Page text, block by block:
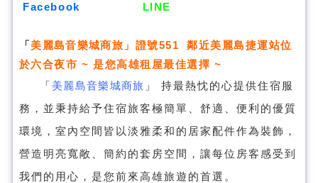
Facebook LINE
「美麗島音樂城商旅 」證號551 鄰近美麗島捷運站位
於六合夜市 ~ 是您高雄租屋最佳選擇 ~
「 美麗島音樂城商旅 」 持最熱忱的心提供住宿服
務，並秉持給予住宿旅客極簡單、舒適、便利的優質
環境，室內空間皆以淡雅柔和的居家配件作為裝飾，
營造明亮寬敞、簡約的套房空間，讓每位房客感受到
我們的用心，是您前來高雄旅遊的首選。